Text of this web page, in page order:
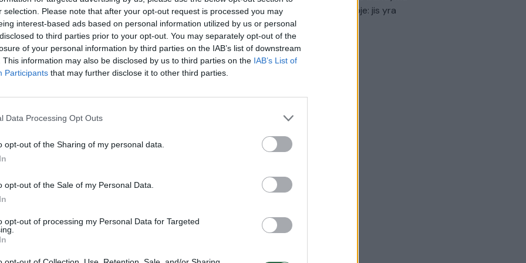
selection. Please note that after your opt-out request is processed you may
interest-based ads based on personal information utilized by us or personal
to third parties prior to your opt-out. You may separately opt-out of the
of your personal information by third parties on the IAB’s list of downstream
This information may also be disclosed by us to third parties on the IAB’s List of
Participants that may further disclose it to other third parties.
Data Processing Opt Outs
opt-out of the Sharing of my personal data.
opt-out of the Sale of my Personal Data.
opt-out of processing my Personal Data for Targeted
Visi įrašai
–
kasdienybė – priekabiavimas, patyčios ir
įsitvirtinti Ukrainos politikoje: jis yra
neteisus